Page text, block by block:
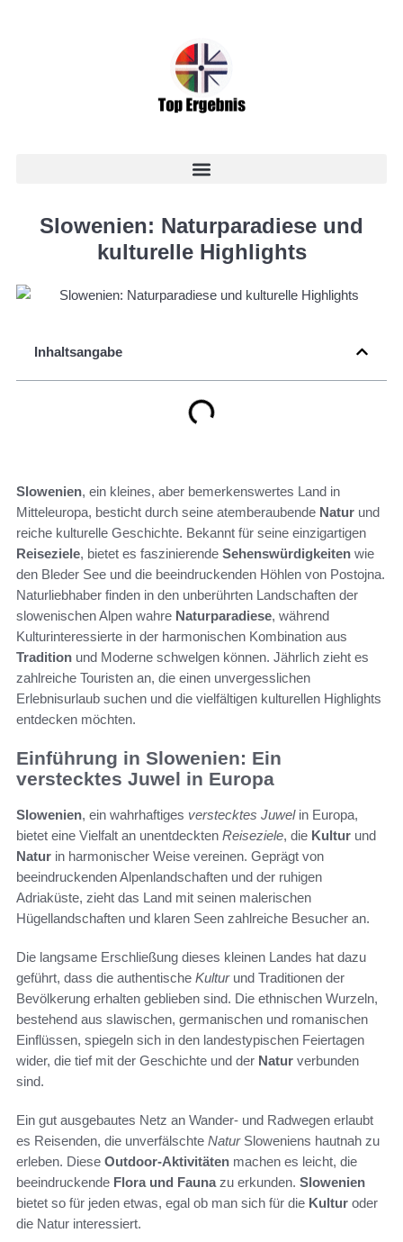
Slowenien: Naturparadiese und
kulturelle Highlights
Inhaltsangabe
Slowenien, ein kleines, aber bemerkenswertes Land in
Mitteleuropa, besticht durch seine atemberaubende Natur und
reiche kulturelle Geschichte. Bekannt für seine einzigartigen
Reiseziele, bietet es faszinierende Sehenswürdigkeiten wie
den Bleder See und die beeindruckenden Höhlen von Postojna.
Naturliebhaber finden in den unberührten Landschaften der
slowenischen Alpen wahre Naturparadiese, während
Kulturinteressierte in der harmonischen Kombination aus
Tradition und Moderne schwelgen können. Jährlich zieht es
zahlreiche Touristen an, die einen unvergesslichen
Erlebnisurlaub suchen und die vielfältigen kulturellen Highlights
entdecken möchten.
Einführung in Slowenien: Ein
verstecktes Juwel in Europa
Slowenien, ein wahrhaftiges verstecktes Juwelin Europa,
bietet eine Vielfalt an unentdeckten Reiseziele, die Kultur und
Natur in harmonischer Weise vereinen. Geprägt von
beeindruckenden Alpenlandschaften und der ruhigen
Adriaküste, zieht das Land mit seinen malerischen
Hügellandschaften und klaren Seen zahlreiche Besucher an.
Die langsame Erschließung dieses kleinen Landes hat dazu
geführt, dass die authentische Kulturund Traditionen der
Bevölkerung erhalten geblieben sind. Die ethnischen Wurzeln,
bestehend aus slawischen, germanischen und romanischen
Einflüssen, spiegeln sich in den landestypischen Feiertagen
wider, die tief mit der Geschichte und der Natur verbunden
sind.
Ein gut ausgebautes Netz an Wander- und Radwegen erlaubt
es Reisenden, die unverfälschte NaturSloweniens hautnah zu
erleben. Diese Outdoor-Aktivitäten machen es leicht, die
beeindruckende Flora und Faunazu erkunden. Slowenien
bietet so für jeden etwas, egal ob man sich für die Kultur oder
die Natur interessiert.